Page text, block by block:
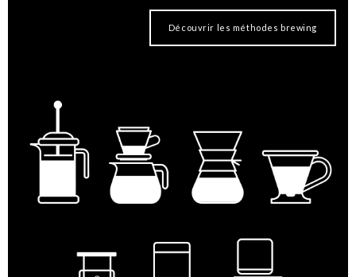
Découvrir les méthodes brewing